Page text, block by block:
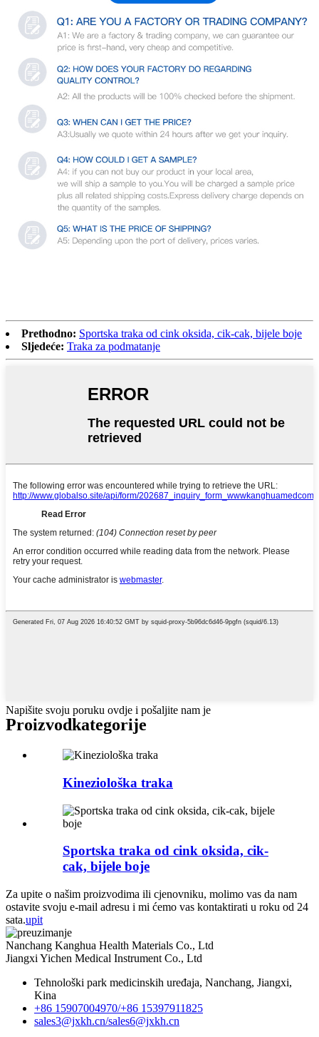
Prethodno: Sportska traka od cink oksida, cik-cak, bijele boje
Sljedeće: Traka za podmatanje
Napišite svoju poruku ovdje i pošaljite nam je
Proizvodkategorije
Kineziološka traka
Sportska traka od cink oksida, cik-
cak, bijele boje
Za upite o našim proizvodima ili cjenovniku, molimo vas da nam
ostavite svoju e-mail adresu i mi ćemo vas kontaktirati u roku od 24
sata.upit
Nanchang Kanghua Health Materials Co., Ltd
Jiangxi Yichen Medical Instrument Co., Ltd
Tehnološki park medicinskih uređaja, Nanchang, Jiangxi,
Kina
+86 15907004970/+86 15397911825
sales3@jxkh.cn/sales6@jxkh.cn